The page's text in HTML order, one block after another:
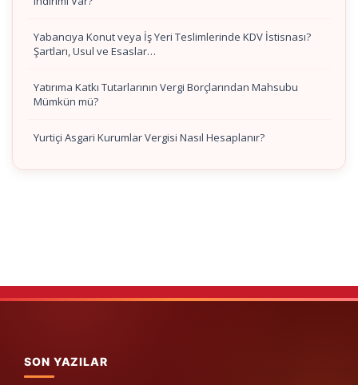
Yabancıya Konut veya İş Yeri Teslimlerinde KDV İstisnası?
Şartları, Usul ve Esaslar…
Yatırıma Katkı Tutarlarının Vergi Borçlarından Mahsubu
Mümkün mü?
Yurtiçi Asgari Kurumlar Vergisi Nasıl Hesaplanır?
SON YAZILAR